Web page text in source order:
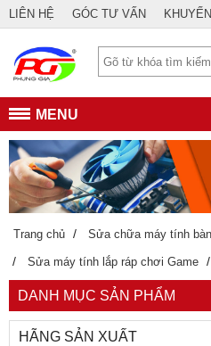
LIÊN HỆ GÓC TƯ VẤN
MENU
Trang chủ / Sửa chữa máy tính bàn
/ Sửa máy tính lắp ráp chơi Game /
DANH MỤC SẢN PHẨM
HÃNG SẢN XUẤT